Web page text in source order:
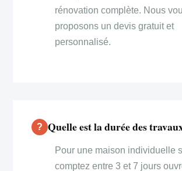
rénovation complète. Nous
proposons un devis gratuit et
personnalisé.
Quelle est la durée des
Pour une maison individuelle
comptez entre 3 et 7 jours